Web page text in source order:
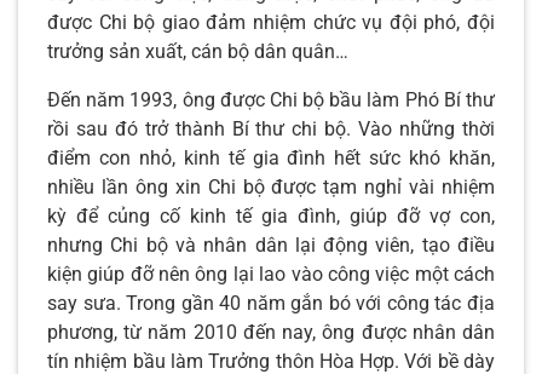
được Chi bộ giao đảm nhiệm chức vụ đội phó, đội
trưởng sản xuất, cán bộ dân quân…
Đến năm 1993, ông được Chi bộ bầu làm Phó Bí thư
rồi sau đó trở thành Bí thư chi bộ. Vào những thời
điểm con nhỏ, kinh tế gia đình hết sức khó khăn,
nhiều lần ông xin Chi bộ được tạm nghỉ vài nhiệm
kỳ để củng cố kinh tế gia đình, giúp đỡ vợ con,
nhưng Chi bộ và nhân dân lại động viên, tạo điều
kiện giúp đỡ nên ông lại lao vào công việc một cách
say sưa. Trong gần 40 năm gắn bó với công tác địa
phương, từ năm 2010 đến nay, ông được nhân dân
tín nhiệm bầu làm Trưởng thôn Hòa Hợp. Với bề dày